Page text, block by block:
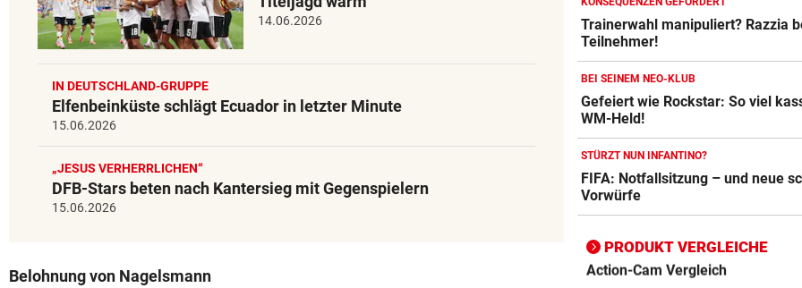
14.06.2026
IN DEUTSCHLAND-GRUPPE
Elfenbeinküste schlägt Ecuador in letzter Minute
15.06.2026
„JESUS VERHERRLICHEN“
DFB-Stars beten nach Kantersieg mit Gegenspielern
15.06.2026
Belohnung von Nagelsmann
Trainerwahl manipuliert? Razzia
Teilnehmer!
BEI SEINEM NEO-KLUB
Gefeiert wie Rockstar: So viel
WM-Held!
STÜRZT NUN INFANTINO?
FIFA: Notfallsitzung – und neue
Vorwürfe
PRODUKT VERGLEICHE
Crosstrainer Vergleich
ZUM VERGLEICH
ZUM VERGLEICH
Elektro-Scooter Vergleich
ZUM VERGLEICH
Ergometer Vergleich
ZUM VERGLEICH
Fahrrad Test